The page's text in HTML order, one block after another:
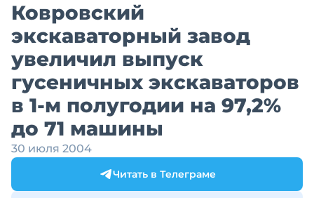
Ковровский
экскаваторный завод
увеличил выпуск
гусеничных экскаваторов
в 1-м полугодии на 97,2%
до 71 машины
30 июля 2004
Читать в Телеграме